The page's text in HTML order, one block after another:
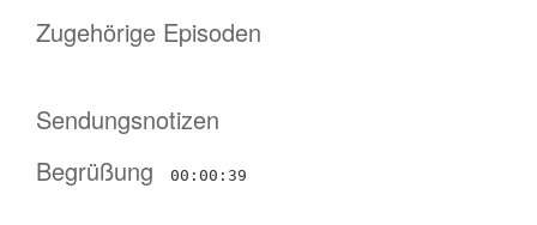
Zugehörige Episoden
Sendungsnotizen
Begrüßung
00:00:39